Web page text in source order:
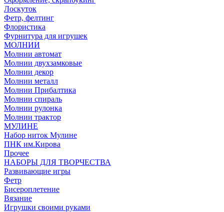
Лоскуток
Фетр, фелтинг
Флористика
Фурнитура для игрушек
МОЛНИИ
Молнии автомат
Молнии двухзамковые
Молнии декор
Молнии металл
Молнии Прибалтика
Молнии спираль
Молнии рулонка
Молнии трактор
МУЛИНЕ
Набор ниток Мулине
ПНК им.Кирова
Прочее
НАБОРЫ ДЛЯ ТВОРЧЕСТВА
Развивающие игры
Фетр
Бисероплетение
Вязание
Игрушки своими руками